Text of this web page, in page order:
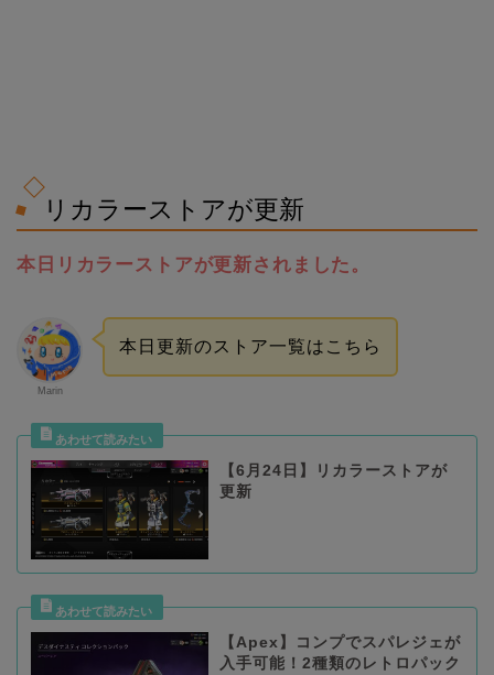
リカラーストアが更新
本日リカラーストアが更新されました。
Marin
本日更新のストア一覧はこちら
【6月24日】リカラーストアが
更新
【Apex】コンプでスパレジェが
入手可能！2種類のレトロパック